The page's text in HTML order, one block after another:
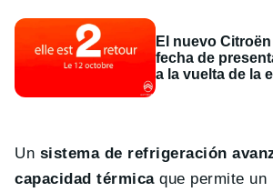
El nuevo
fecha de
a la vuelta de la
Un sistema de refrigeración
capacidad térmicaque permite un